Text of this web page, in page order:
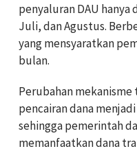
penyaluran DAU
Juli, dan Agustus.
yang mensyaratkan
bulan.
Perubahan
pencairan dana
sehingga pemerintah
memanfaatkan dana